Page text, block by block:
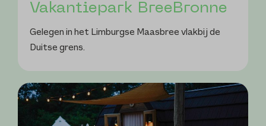
Vakantiepark BreeBronne
Gelegen in het Limburgse Maasbree vlakbij de
Duitse grens.